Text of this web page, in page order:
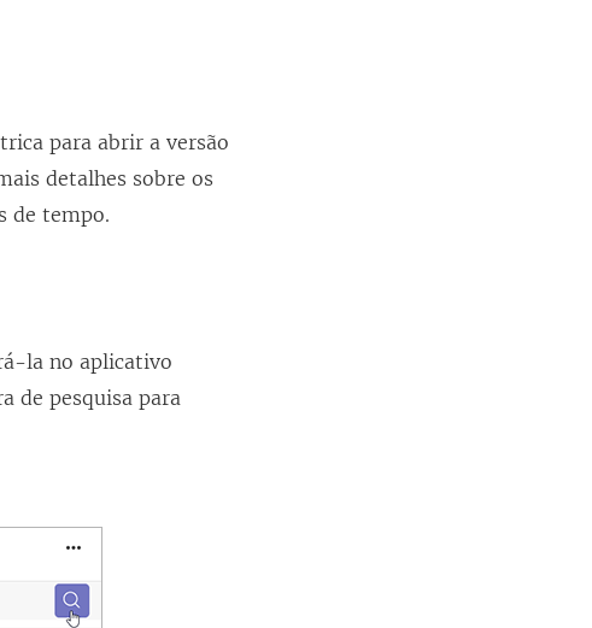
para abrir a versão
detalhes sobre os
de tempo.
la no aplicativo
de pesquisa para